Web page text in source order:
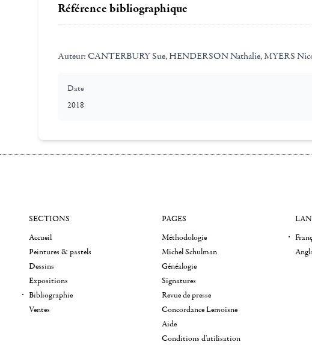
Référence bibliographique
Auteur: CANTERBURY Sue, HENDERSON Nathalie, MYERS
Date
2018
SECTIONS
Accueil
Peintures & pastels
Dessins
Expositions
Bibliographie
Ventes
PAGES
Méthodologie
Michel Schulman
Généalogie
Signatures
Revue de presse
Concordance Lemoisne
Aide
Conditions d'utilisation